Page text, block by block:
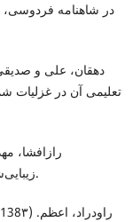
زیبایی‌شناسی، مجله‌ی هنر دینی، ش1، صص۱۰۵تا۱۱۸.